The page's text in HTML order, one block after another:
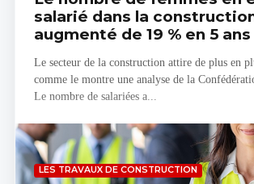
salarié dans la
augmenté de 19 % en 5 ans
Le secteur de la construction attire de plus en
comme le montre une analyse de la
Le nombre de salariées a...
LES TRAVAUX DE CONSTRUCTION